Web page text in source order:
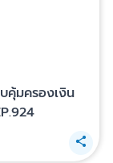
คุ้มครองเงิน